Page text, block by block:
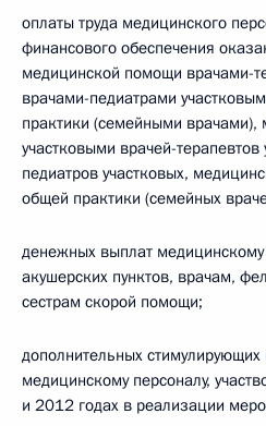
оплаты труда медицинского
финансового обеспечения
медицинской помощи врачами-
врачами-педиатрами
практики (семейными врачами),
участковыми врачей-терапевтов
педиатров участковых,
общей практики (семейных
денежных выплат
акушерских пунктов, врачам,
сестрам скорой помощи;
дополнительных
медицинскому персоналу,
и 2012 годах в реализации